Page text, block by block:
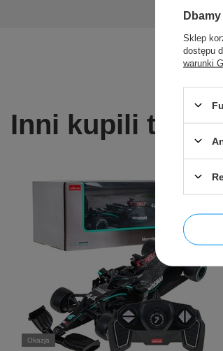
Inni kupili także
Okazja
Sklep
dostępu
warunki